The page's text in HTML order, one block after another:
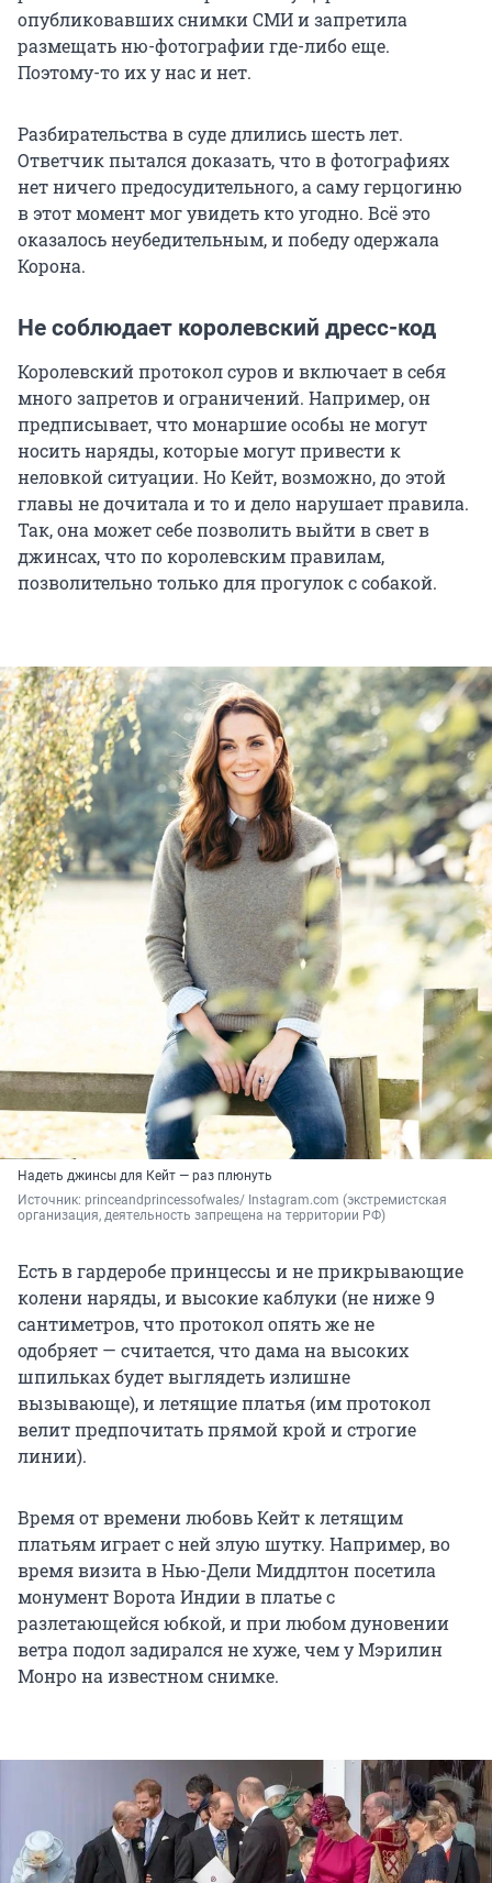
опубликовавших снимки СМИ и запретила
размещать ню-фотографии где-либо еще.
Поэтому-то их у нас и нет.
Разбирательства в суде длились шесть лет.
Ответчик пытался доказать, что в фотографиях
нет ничего предосудительного, а саму герцогиню
в этот момент мог увидеть кто угодно. Всё это
оказалось неубедительным, и победу одержала
Корона.
Не соблюдает королевский дресс-код
Королевский протокол суров и включает в себя
много запретов и ограничений. Например, он
предписывает, что монаршие особы не могут
носить наряды, которые могут привести к
неловкой ситуации. Но Кейт, возможно, до этой
главы не дочитала и то и дело нарушает правила.
Так, она может себе позволить выйти в свет в
джинсах, что по королевским правилам,
позволительно только для прогулок с собакой.
Надеть джинсы для Кейт — раз плюнуть
Источник: princeandprincessofwales/ Instagram.com (экстремистская
организация, деятельность запрещена на территории РФ)
Есть в гардеробе принцессы и не прикрывающие
колени наряды, и высокие каблуки (не ниже 9
сантиметров, что протокол опять же не
одобряет — считается, что дама на высоких
шпильках будет выглядеть излишне
вызывающе), и летящие платья (им протокол
велит предпочитать прямой крой и строгие
линии).
Время от времени любовь Кейт к летящим
платьям играет с ней злую шутку. Например, во
время визита в Нью-Дели Миддлтон посетила
монумент Ворота Индии в платье с
разлетающейся юбкой, и при любом дуновении
ветра подол задирался не хуже, чем у Мэрилин
Монро на известном снимке.